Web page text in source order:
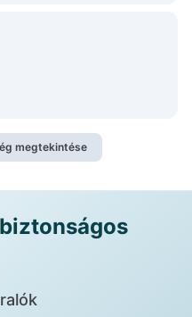
megtekintése